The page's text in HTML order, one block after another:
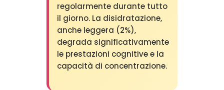
regolarmente durante tutto
il giorno. La disidratazione,
anche leggera (2%),
degrada significativamente
le prestazioni cognitive e la
capacità di concentrazione.